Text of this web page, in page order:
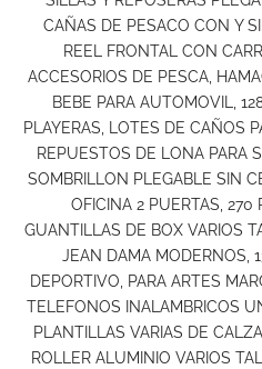
CAÑAS DE PESACO CON Y
REEL FRONTAL CON
ACCESORIOS DE PESCA,
BEBE PARA AUTOMOVIL,
PLAYERAS, LOTES DE CAÑOS
REPUESTOS DE LONA PARA
SOMBRILLON PLEGABLE SIN
OFICINA 2 PUERTAS, 270
GUANTILLAS DE BOX VARIOS
JEAN DAMA MODERNOS,
DEPORTIVO, PARA ARTES
TELEFONOS INALAMBRICOS
PLANTILLAS VARIAS DE
ROLLER ALUMINIO VARIOS